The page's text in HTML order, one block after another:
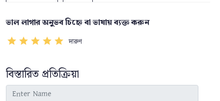
ভাল লাগার অনুভব চিহ্নে বা ভাষায় ব্যক্ত করুন
দারুণ
বিস্তারিত প্রতিক্রিয়া